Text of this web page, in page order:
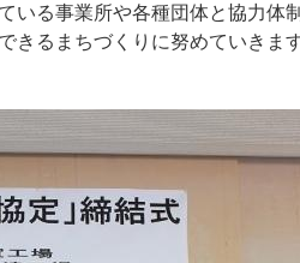
いる事業所や各種団体と協力体
きるまちづくりに努めていきます